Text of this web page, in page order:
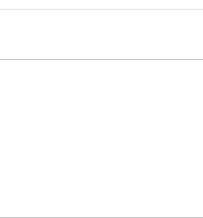
Czy moze ktos to